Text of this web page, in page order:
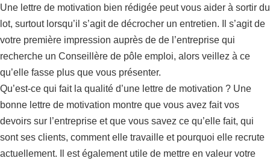
Une lettre de motivation bien rédigée peut vous aider à sortir du
lot, surtout lorsqu’il s’agit de décrocher un entretien. Il s’agit de
votre première impression auprès de de l’entreprise qui
recherche un Conseillère de pôle emploi, alors veillez à ce
qu’elle fasse plus que vous présenter.
Qu’est-ce qui fait la qualité d’une lettre de motivation ? Une
bonne lettre de motivation montre que vous avez fait vos
devoirs sur l’entreprise et que vous savez ce qu’elle fait, qui
sont ses clients, comment elle travaille et pourquoi elle recrute
actuellement. Il est également utile de mettre en valeur votre